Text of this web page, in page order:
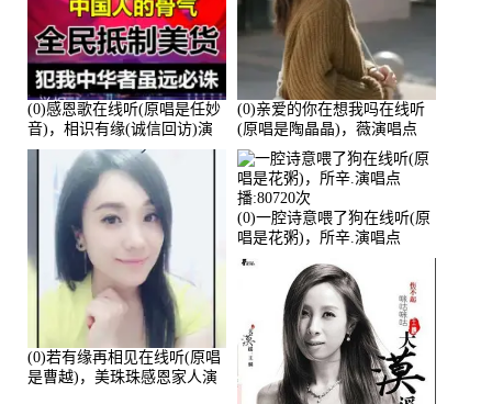
(0)感恩歌在线听(原唱是任妙
音)，相识有缘(诚信回访)演
唱点播:161288次
(0)亲爱的你在想我吗在线听
(原唱是陶晶晶)，薇演唱点
播:159722次
(0)若有缘再相见在线听(原唱
是曹越)，美珠珠感恩家人演
(0)一腔诗意喂了狗在线听(原
唱是花粥)，所辛.演唱点
播:80720次